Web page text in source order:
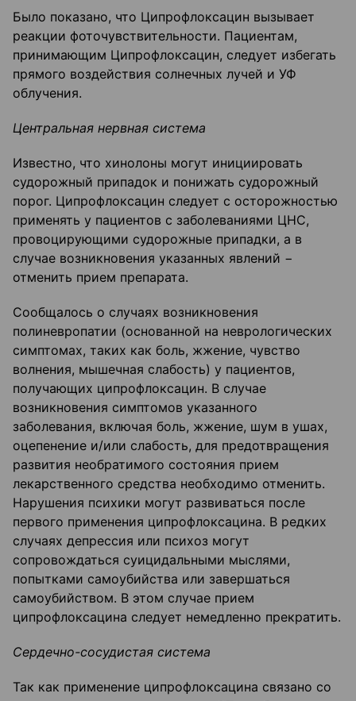
Было показано, что Ципрофлоксацин вызывает
реакции фоточувствительности. Пациентам,
принимающим Ципрофлоксацин, следует избегать
прямого воздействия солнечных лучей и УФ
облучения.
Центральная нервная система
Известно, что хинолоны могут инициировать
судорожный припадок и понижать судорожный
порог. Ципрофлоксацин следует с осторожностью
применять у пациентов с заболеваниями ЦНС,
провоцирующими судорожные припадки, а в
случае возникновения указанных явлений −
отменить прием препарата.
Сообщалось о случаях возникновения
полиневропатии (основанной на неврологических
симптомах, таких как боль, жжение, чувство
волнения, мышечная слабость) у пациентов,
получающих ципрофлоксацин. В случае
возникновения симптомов указанного
заболевания, включая боль, жжение, шум в ушах,
оцепенение и/или слабость, для предотвращения
развития необратимого состояния прием
лекарственного средства необходимо отменить.
Нарушения психики могут развиваться после
первого применения ципрофлоксацина. В редких
случаях депрессия или психоз могут
сопровождаться суицидальными мыслями,
попытками самоубийства или завершаться
самоубийством. В этом случае прием
ципрофлоксацина следует немедленно прекратить.
Сердечно-сосудистая система
Так как применение ципрофлоксацина связано со